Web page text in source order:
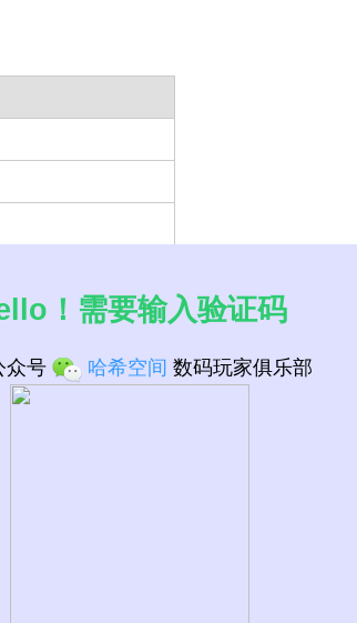
！需要输入验证码
众号 哈希空间 数码玩家俱乐部